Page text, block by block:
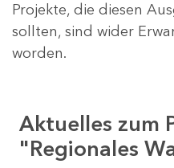
Projekte, die diesen
sollten, sind wider
worden.
Aktuelles zum
"Regionales